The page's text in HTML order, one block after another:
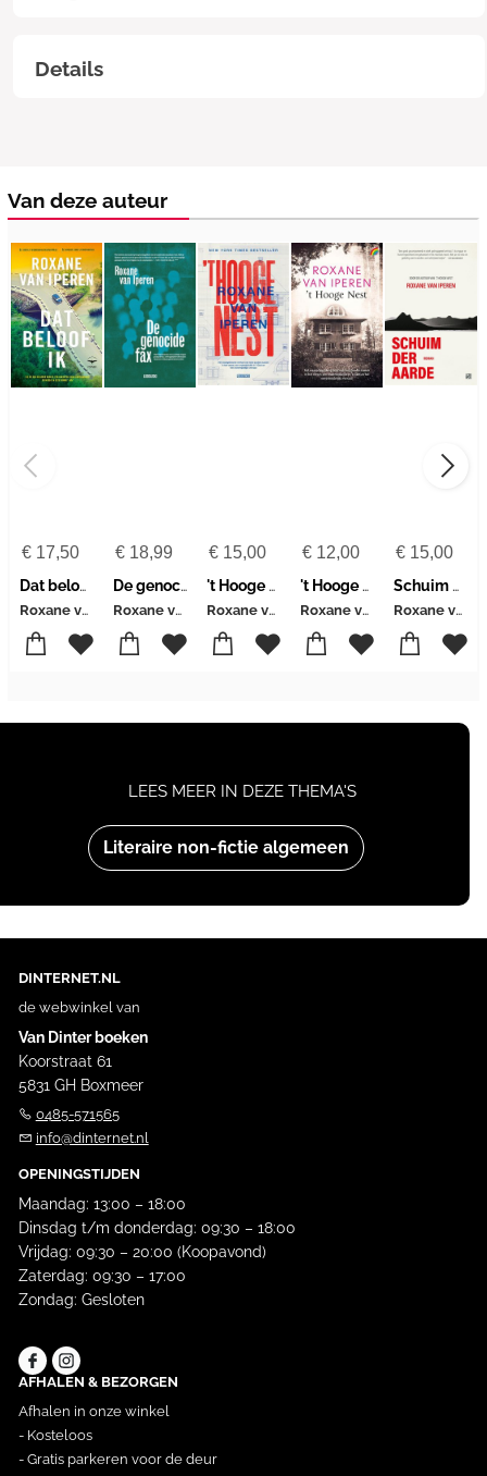
Details
Van deze auteur
€17,50
Dat beloof ik
Roxane van Iperen
€18,99
De genocidefax
Roxane van Iperen
€ 15,00
't Hooge Nest
Roxane van Iperen
€ 12,00
't Hooge Nest
Roxane van Iperen
€ 15,00
Schuim der aarde
Roxane van Iperen
Literaire non-fictie algemeen
LEES MEER IN DEZE THEMA'S
DINTERNET.NL
de webwinkel van
Van Dinter boeken
Koorstraat 61
5831 GH Boxmeer
0485-571565
info@dinternet.nl
OPENINGSTIJDEN
Maandag: 13:00 – 18:00
Dinsdag t/m donderdag: 09:30 – 18:00
Vrijdag: 09:30 – 20:00 (Koopavond)
Zaterdag: 09:30 – 17:00
Zondag: Gesloten
AFHALEN & BEZORGEN
Afhalen in onze winkel
- Kosteloos
- Gratis parkeren voor de deur